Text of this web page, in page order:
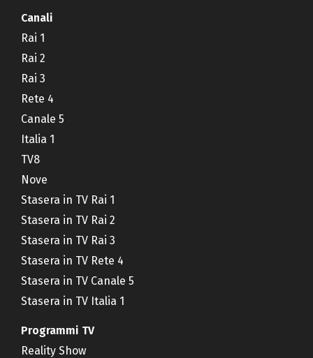
Canali
Rai 1
Rai 2
Rai 3
Rete 4
Canale 5
Italia 1
TV8
Nove
Stasera in TV Rai 1
Stasera in TV Rai 2
Stasera in TV Rai 3
Stasera in TV Rete 4
Stasera in TV Canale 5
Stasera in TV Italia 1
Programmi TV
Reality Show